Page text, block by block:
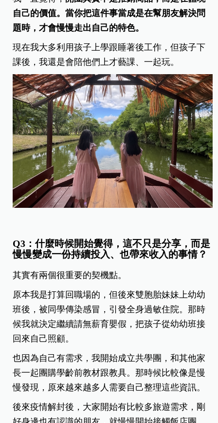
自己的價值。當你把這件事當成是在幫朋友解決問
題時，才會慢慢走出自己的特色。
現在我大多利用孩子上學跟睡著後工作，但孩子下
課後，我還是會陪他們上才藝課、一起玩。
Q3：什麼時候開始覺得，這不只是分享，而是
慢慢變成一份持續投入、也帶來收入的事情？
其實有兩個很重要的契機點。
原本我是打算回職場的，但後來雙胞胎妹妹上幼幼
班後，被同學傳染感冒，引發全身過敏住院。那時
候我就決定繼續請無薪育嬰假，把孩子從幼幼班接
回來自己照顧。
也因為自己有需求，我開始成立共學團，和其他家
長一起團購學齡前教材跟教具。那時候比較像是慢
慢發現，原來越來越多人需要自己整理這些資訊。
後來疫情解封後，大家開始有比較多旅遊需求，剛